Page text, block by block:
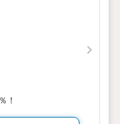
！